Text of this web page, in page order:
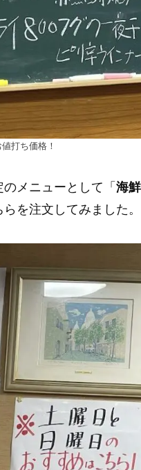
値打ち価格！
メニューとして「 海
を注文してみました。